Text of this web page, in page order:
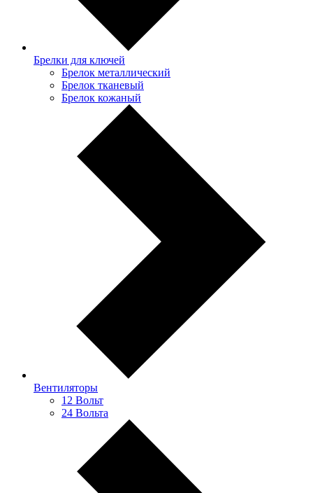
Брелки для ключей
Брелок металлический
Брелок тканевый
Брелок кожаный
Вентиляторы
12 Вольт
24 Вольта